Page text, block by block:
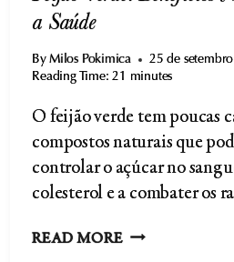
a Saúde
By Milos Pokimica
25 de
Reading Time: 21 minutes
O feijão verde tem poucas
compostos naturais que
controlar o açúcar no
colesterol e a combater os
READ MOREFEIJÃO